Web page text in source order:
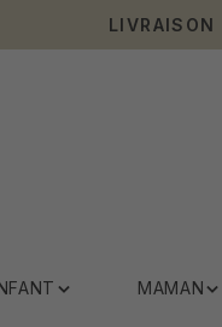
LIVRAISON
MAMAN